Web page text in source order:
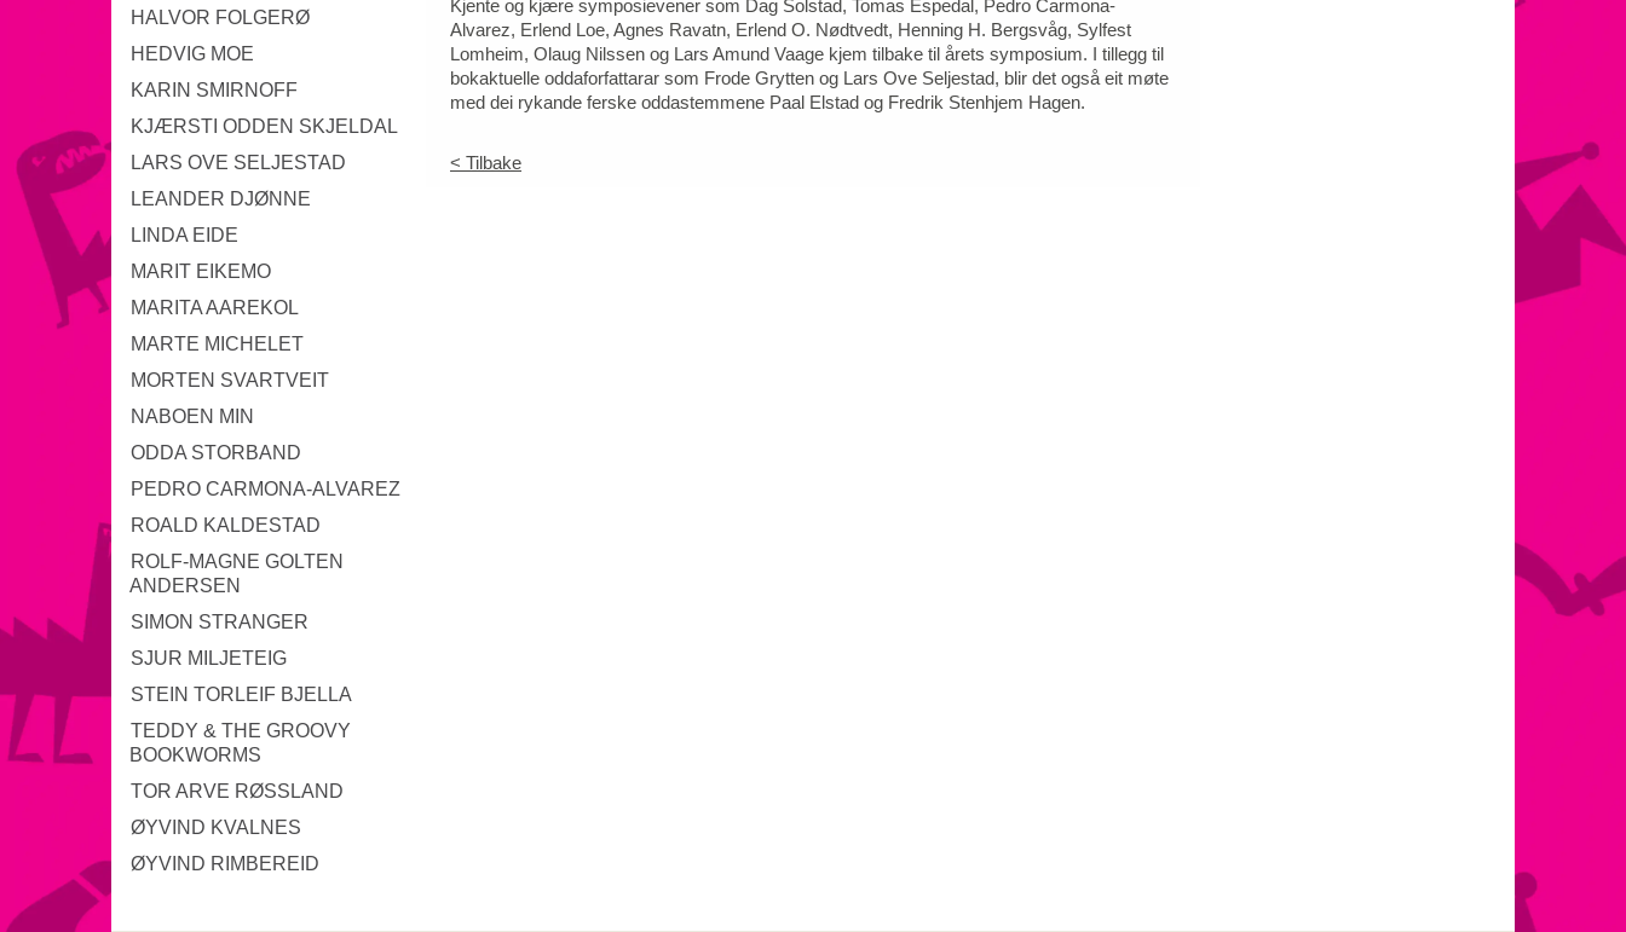
HALVOR FOLGERØ
HEDVIG MOE
KARIN SMIRNOFF
KJÆRSTI ODDEN SKJELDAL
LARS OVE SELJESTAD
LEANDER DJØNNE
LINDA EIDE
MARIT EIKEMO
MARITA AAREKOL
MARTE MICHELET
MORTEN SVARTVEIT
NABOEN MIN
ODDA STORBAND
PEDRO CARMONA-ALVAREZ
ROALD KALDESTAD
ROLF-MAGNE GOLTEN
ANDERSEN
SIMON STRANGER
SJUR MILJETEIG
STEIN TORLEIF BJELLA
TEDDY & THE GROOVY
BOOKWORMS
TOR ARVE RØSSLAND
ØYVIND KVALNES
ØYVIND RIMBEREID
Kjente og kjære symposievener som Dag Solstad, Tomas Espedal, Pedro Carmona-
Alvarez, Erlend Loe, Agnes Ravatn, Erlend O. Nødtvedt, Henning H. Bergsvåg, Sylfest
Lomheim, Olaug Nilssen og Lars Amund Vaage kjem tilbake til årets symposium. I tillegg til
bokaktuelle oddaforfattarar som Frode Grytten og Lars Ove Seljestad, blir det også eit møte
med dei rykande ferske oddastemmene Paal Elstad og Fredrik Stenhjem Hagen.
< Tilbake